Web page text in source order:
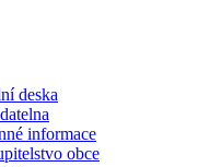
deska
informace
obce